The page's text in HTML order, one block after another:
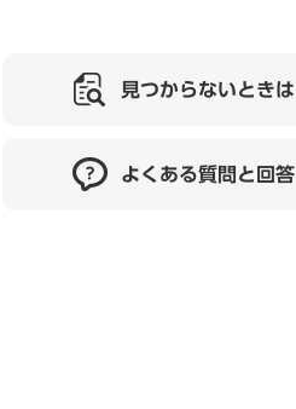
見つからないときは
よくある質問と回答